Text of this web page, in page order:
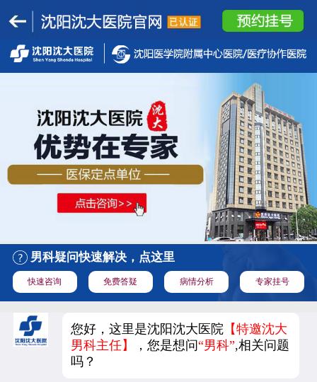
男科疑问快速解决，点这里
快速咨询 免费答疑 病情分析 专家挂号
您好，这里是沈阳沈大医院 【特邀沈大
男科主任】
，您是想问“男科” ,相关问题
吗？